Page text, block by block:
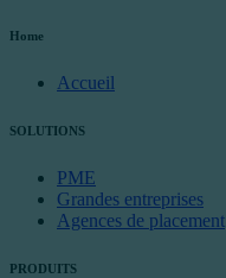
Home
Accueil
SOLUTIONS
PME
Grandes entreprises
Agences de placement
PRODUITS